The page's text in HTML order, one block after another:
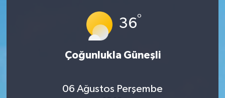
36°
Çoğunlukla Güneşli
06 Ağustos Perşembe
Ardahan Müftülüğü
Artvin Müftülüğü
Balıkesir Müftülüğü
Peygamberimizin Hayatı
DİYANET AKADEMİ
DİYANET RADYO/TV